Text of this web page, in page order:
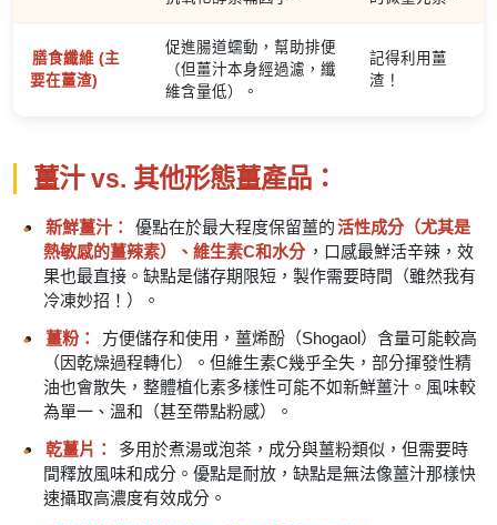
膳食纖維 (主
要在薑渣)
促進腸道蠕動，幫助排便
（但薑汁本身經過濾，纖
維含量低）。
記得利用薑
渣！
薑汁 vs. 其他形態薑產品：
新鮮薑汁： 優點在於最大程度保留薑的活性成分（尤其是
熱敏感的薑辣素）、維生素C和水分 ，口感最鮮活辛辣，效
果也最直接。缺點是儲存期限短，製作需要時間（雖然我有
冷凍妙招！）。
薑粉：
方便儲存和使用，薑烯酚（Shogaol）含量可能較高
（因乾燥過程轉化）。但維生素C幾乎全失，部分揮發性精
油也會散失，整體植化素多樣性可能不如新鮮薑汁。風味較
為單一、溫和（甚至帶點粉感）。
乾薑片：
多用於煮湯或泡茶，成分與薑粉類似，但需要時
間釋放風味和成分。優點是耐放，缺點是無法像薑汁那樣快
速攝取高濃度有效成分。